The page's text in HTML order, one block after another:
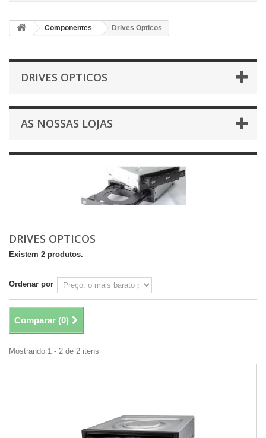
Componentes Drives Opticos
DRIVES OPTICOS
AS NOSSAS LOJAS
DRIVES OPTICOS
Existem 2 produtos.
Ordenar por
Comparar (0)
Mostrando 1 - 2 de 2 itens